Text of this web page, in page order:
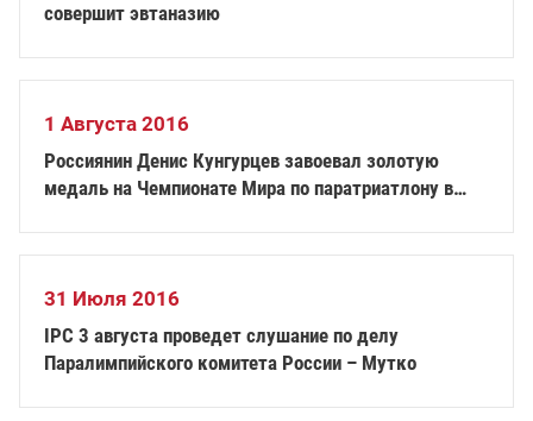
совершит эвтаназию
1 Августа 2016
Россиянин Денис Кунгурцев завоевал золотую
медаль на Чемпионате Мира по паратриатлону в
31 Июля 2016
IPC 3 августа проведет слушание по делу
Паралимпийского комитета России – Мутко